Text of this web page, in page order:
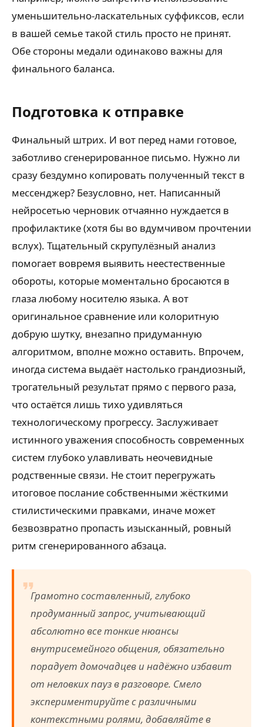
уменьшительно-ласкательных суффиксов, если
в вашей семье такой стиль просто не принят.
Обе стороны медали одинаково важны для
финального баланса.
Подготовка к отправке
Финальный штрих. И вот перед нами готовое,
заботливо сгенерированное письмо. Нужно ли
сразу бездумно копировать полученный текст в
мессенджер? Безусловно, нет. Написанный
нейросетью черновик отчаянно нуждается в
профилактике (хотя бы во вдумчивом прочтении
вслух). Тщательный скрупулёзный анализ
помогает вовремя выявить неестественные
обороты, которые моментально бросаются в
глаза любому носителю языка. А вот
оригинальное сравнение или колоритную
добрую шутку, внезапно придуманную
алгоритмом, вполне можно оставить. Впрочем,
иногда система выдаёт настолько грандиозный,
трогательный результат прямо с первого раза,
что остаётся лишь тихо удивляться
технологическому прогрессу. Заслуживает
истинного уважения способность современных
систем глубоко улавливать неочевидные
родственные связи. Не стоит перегружать
итоговое послание собственными жёсткими
стилистическими правками, иначе может
безвозвратно пропасть изысканный, ровный
ритм сгенерированного абзаца.
Грамотно составленный, глубоко
продуманный запрос, учитывающий
абсолютно все тонкие нюансы
внутрисемейного общения, обязательно
порадует домочадцев и надёжно избавит
от неловких пауз в разговоре. Смело
экспериментируйте с различными
контекстными ролями, добавляйте в